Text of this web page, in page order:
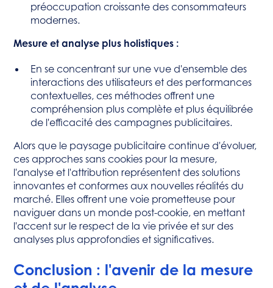
préoccupation croissante des consommateurs
modernes.
Mesure et analyse plus holistiques :
En se concentrant sur une vue d'ensemble des
interactions des utilisateurs et des performances
contextuelles, ces méthodes offrent une
compréhension plus complète et plus équilibrée
de l'efficacité des campagnes publicitaires.
Alors que le paysage publicitaire continue d'évoluer,
ces approches sans cookies pour la mesure,
l'analyse et l'attribution représentent des solutions
innovantes et conformes aux nouvelles réalités du
marché. Elles offrent une voie prometteuse pour
naviguer dans un monde post-cookie, en mettant
l'accent sur le respect de la vie privée et sur des
analyses plus approfondies et significatives.
Conclusion : l'avenir de la mesure